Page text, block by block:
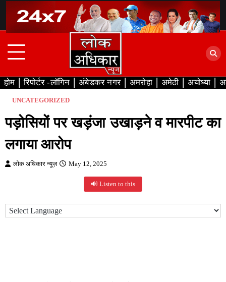
content
होम रिपोर्टर -लॉगिन अंबेडकर नगर अमरोहा अमेठी अयोध्या
UNCATEGORIZED
पड़ोसियों पर खड़ंजा उखाड़ने व मारपीट का
लगाया आरोप
लोक अधिकार न्यूज़ May 12, 2025
🔊 Listen to this